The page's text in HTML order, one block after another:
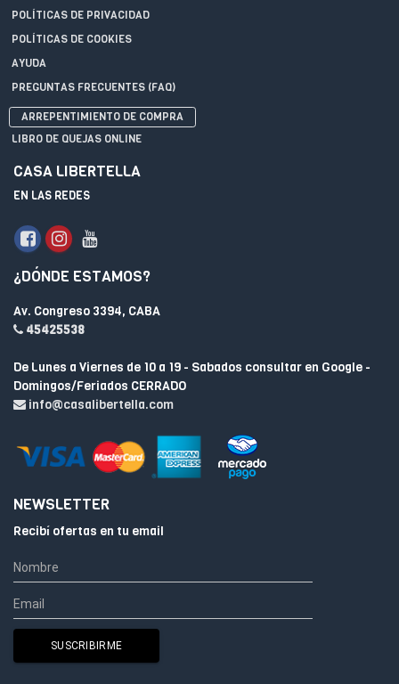
POLÍTICAS DE PRIVACIDAD
POLÍTICAS DE COOKIES
AYUDA
PREGUNTAS FRECUENTES (FAQ)
ARREPENTIMIENTO DE COMPRA
LIBRO DE QUEJAS ONLINE
CASA LIBERTELLA
EN LAS REDES
¿DÓNDE ESTAMOS?
Av. Congreso 3394, CABA
45425538
De Lunes a Viernes de 10 a 19 - Sabados consultar en Google -
Domingos/Feriados CERRADO
info@casalibertella.com
NEWSLETTER
Recibí ofertas en tu email